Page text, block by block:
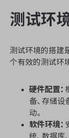
测试环
测试环境的搭建
个有效的测试环
硬件配置：
备、存储
动。
软件环境：
统、数据库